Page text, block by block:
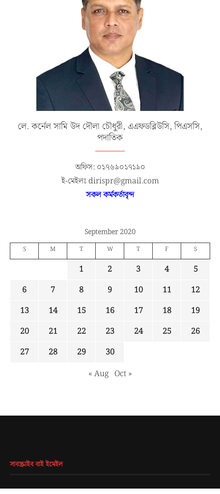
লে. কর্নেল সামি উদ দৌলা চৌধুরী, এএফডব্লিউসি, পিএসসি,
পদাতিক
অফিস: ০১৭৬৯০১৭১৯০
ই-মেইলঃ dirispr@gmail.com
সকল কর্মকর্তাবৃন্দ
September 2020
S M T W T F S
1 2 3 4
5
6
7 8 9 10 11
12
13
14 15 16 17 18
19
20
21 22 23 24 25
26
27
28 29
30
« Aug Oct »
সাবস্ক্রাইব বাই ইমেইল